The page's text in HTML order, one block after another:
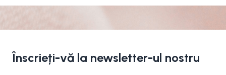
Înscrieți-vă la newsletter-ul nostru